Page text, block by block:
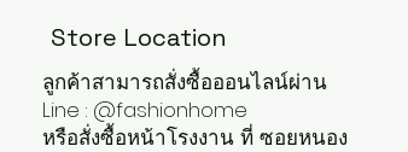
Store Location
ลูกค้าสามารถสั่งซื้อออนไลน์ผ่าน
Line : @fashionhome
หรือสั่งซื้อหน้าโรงงาน ที่ ซอยหนอง